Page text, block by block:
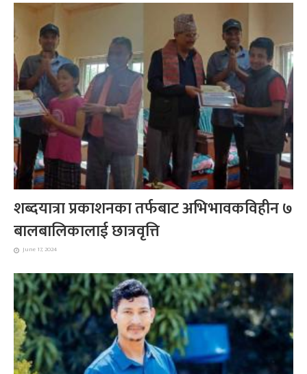
शब्दयात्रा प्रकाशनका तर्फबाट अभिभावकविहीन ७
बालबालिकालाई छात्रवृत्ति
June 17, 2024